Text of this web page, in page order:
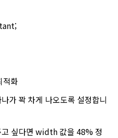
적화
가 꽉 차게 나오도록 설정합니
싶다면 width 값을 48% 정